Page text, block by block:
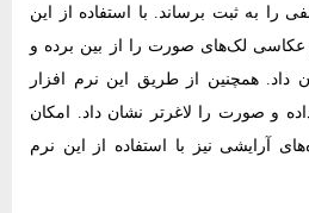
را به ثبت برساند. با استفاده از این
عکاسی لک‌های صورت را از بین برده و
داد. همچنین از طریق این نرم‌ افزار
و صورت را لاغرتر نشان داد. امکان
آرایشی نیز با استفاده از این نرم‌